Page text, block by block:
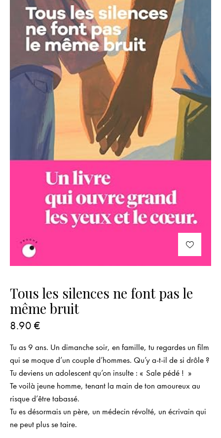
Tous les silences ne font pas le
même bruit
8.90 €
Tu as 9 ans. Un dimanche soir, en famille, tu regardes un film
qui se moque d’un couple d’hommes. Qu’y a-t-il de si drôle ?
Tu deviens un adolescent qu’on insulte : « Sale pédé ! »
Te voilà jeune homme, tenant la main de ton amoureux au
risque d’être tabassé.
Tu es désormais un père, un médecin révolté, un écrivain qui
ne peut plus se taire.